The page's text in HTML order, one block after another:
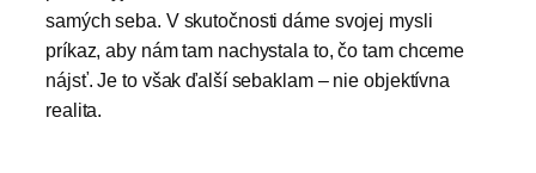
samých seba. V skutočnosti dáme svojej mysli
príkaz, aby nám tam nachystala to, čo tam chceme
nájsť. Je to však ďalší sebaklam – nie objektívna
realita.